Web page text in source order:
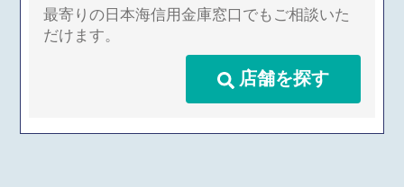
②㈱日本信用情報機構
性別、住所、電話
番号、勤務先、勤
下記の情報
を取得、保有、利用することに同意
いたします。
3.申込人は、当金庫が団体信用生命
保険の加入業務等を円滑に遂行する
ために保健医療情報等を取得、保
有、利用することに同意いたしま
できる業務およびこれらに付随する
業務（今後取扱いが認められる業務
最寄りの日本海信用金庫窓口でもご相談いた
だけます。
店舗を探す